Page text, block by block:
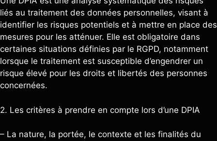
liés au traitement des données personnelles, visant à
identifier les risques potentiels et à mettre en place des
mesures pour les atténuer. Elle est obligatoire dans
certaines situations définies par le RGPD, notamment
lorsque le traitement est susceptible d’engendrer un
risque élevé pour les droits et libertés des personnes
concernées.
2. Les critères à prendre en compte lors d’une DPIA
– La nature, la portée, le contexte et les finalités du